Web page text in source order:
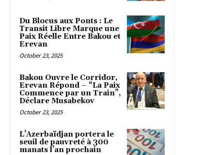
Du Blocus aux Ponts : Le
Transit Libre Marque une
Paix Réelle Entre Bakou et
Erevan
October 23, 2025
Bakou Ouvre le Corridor,
Erevan Répond – “La Paix
Commence par un Train”,
Déclare Musabekov
October 23, 2025
L’Azerbaïdjan portera le
seuil de pauvreté à 300
manats l’an prochain